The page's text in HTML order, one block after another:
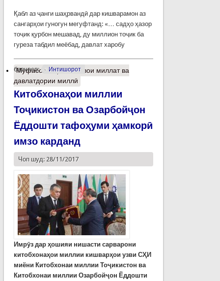
Қабл аз ҷанги шаҳрвандӣ дар кишварамон аз
сангарҳои гуногун мегуфтанд: «… садҳо ҳазор
тоҷик қурбон мешавад, ду миллион тоҷик ба
гуреза табдил меёбад, давлат харобу
барчасп: Интишорот
Муфассалтаро Пешвои миллат ва
давлатдории миллӣ
Китобхонаҳои миллии
Тоҷикистон ва Озарбойҷон
Ёддошти тафоҳуми ҳамкорӣ
имзо карданд
Чоп шуд: 28/11/2017
Имрӯз дар ҳошияи нишасти сарварони
китобхонаҳои миллии кишварҳои узви СҲИ
миёни Китобхонаи миллии Тоҷикистон ва
Китобхонаи миллии Озарбойҷон Ёддошти